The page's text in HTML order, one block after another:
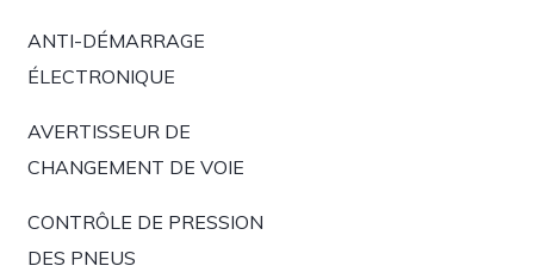
ANTI-DÉMARRAGE
ÉLECTRONIQUE
AVERTISSEUR DE
CHANGEMENT DE VOIE
CONTRÔLE DE PRESSION
DES PNEUS